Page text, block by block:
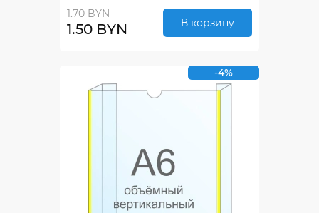
1.70 BYN
1.50 BYN В корзину
-4%